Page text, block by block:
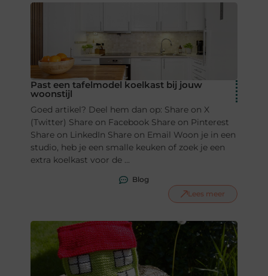
Past een tafelmodel koelkast bij jouw
woonstijl
Goed artikel? Deel hem dan op: Share on X
(Twitter) Share on Facebook Share on Pinterest
Share on LinkedIn Share on Email Woon je in een
studio, heb je een smalle keuken of zoek je een
extra koelkast voor de ...
Blog
Lees meer